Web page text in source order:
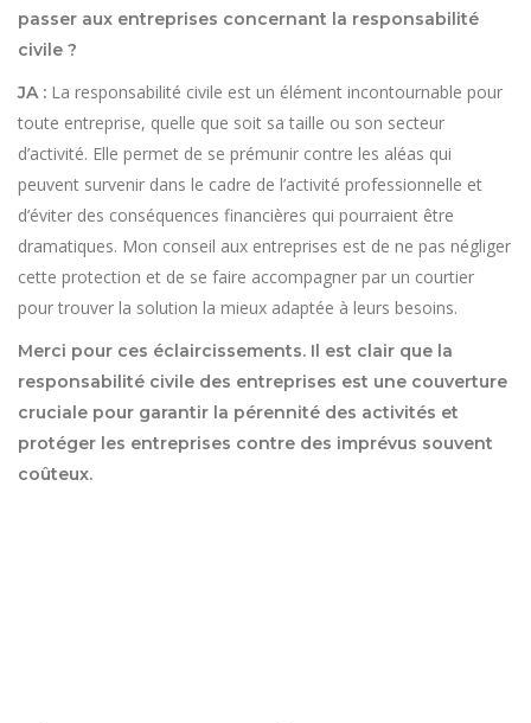
passer aux entreprises concernant la responsabilité
civile ?
JA : La responsabilité civile est un élément incontournable pour
toute entreprise, quelle que soit sa taille ou son secteur
d’activité. Elle permet de se prémunir contre les aléas qui
peuvent survenir dans le cadre de l’activité professionnelle et
d’éviter des conséquences financières qui pourraient être
dramatiques. Mon conseil aux entreprises est de ne pas négliger
cette protection et de se faire accompagner par un courtier
pour trouver la solution la mieux adaptée à leurs besoins.
Merci pour ces éclaircissements. Il est clair que la
responsabilité civile des entreprises est une couverture
cruciale pour garantir la pérennité des activités et
protéger les entreprises contre des imprévus souvent
coûteux.